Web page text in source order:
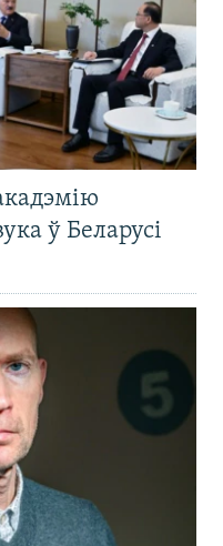
ў Беларусі